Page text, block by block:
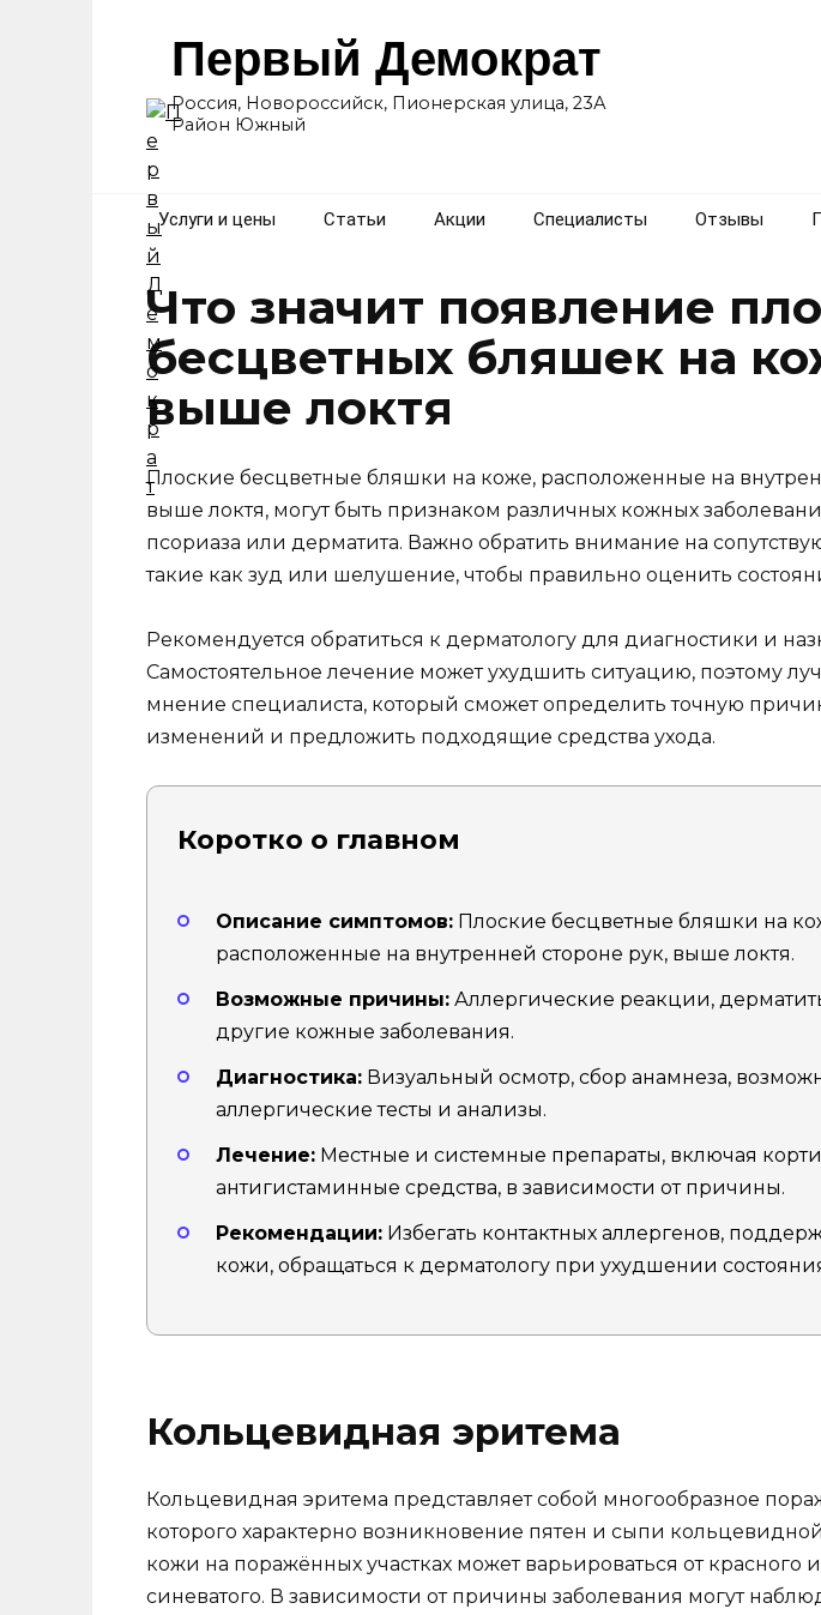
Первый Демократ
Россия, Новороссийск, Пионерская улица, 23А
Район Южный
Услуги и цены Статьи Акции Специалисты Отзывы
Что значит появление
бесцветных бляшек на
выше локтя
Плоские бесцветные бляшки на коже, расположенные на
выше локтя, могут быть признаком различных кожных
псориаза или дерматита. Важно обратить внимание на
такие как зуд или шелушение, чтобы правильно оценить
Рекомендуется обратиться к дерматологу для диагностики и
Самостоятельное лечение может ухудшить ситуацию, поэтому
мнение специалиста, который сможет определить точную
изменений и предложить подходящие средства ухода.
Коротко о главном
Описание симптомов: Плоские бесцветные бляшки на
расположенные на внутренней стороне рук, выше локтя.
Возможные причины: Аллергические реакции,
другие кожные заболевания.
Диагностика: Визуальный осмотр, сбор анамнеза,
аллергические тесты и анализы.
Лечение: Местные и системные препараты, включая
антигистаминные средства, в зависимости от причины.
Рекомендации: Избегать контактных аллергенов,
кожи, обращаться к дерматологу при ухудшении
Кольцевидная эритема
Кольцевидная эритема представляет собой многообразное
которого характерно возникновение пятен и сыпи
кожи на поражённых участках может варьироваться от красного
синеватого. В зависимости от причины заболевания могут